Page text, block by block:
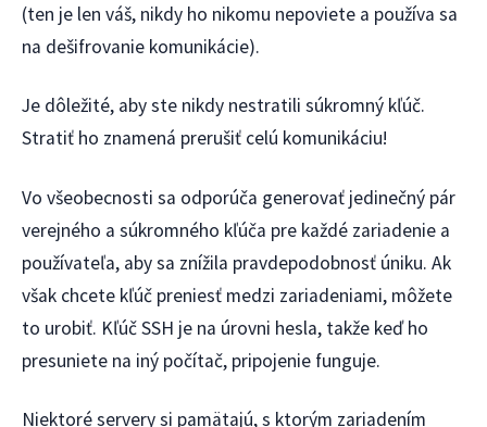
(ten je len váš, nikdy ho nikomu nepoviete a používa sa
na dešifrovanie komunikácie).
Je dôležité, aby ste nikdy nestratili súkromný kľúč.
Stratiť ho znamená prerušiť celú komunikáciu!
Vo všeobecnosti sa odporúča generovať jedinečný pár
verejného a súkromného kľúča pre každé zariadenie a
používateľa, aby sa znížila pravdepodobnosť úniku. Ak
však chcete kľúč preniesť medzi zariadeniami, môžete
to urobiť. Kľúč SSH je na úrovni hesla, takže keď ho
presuniete na iný počítač, pripojenie funguje.
Niektoré servery si pamätajú, s ktorým zariadením